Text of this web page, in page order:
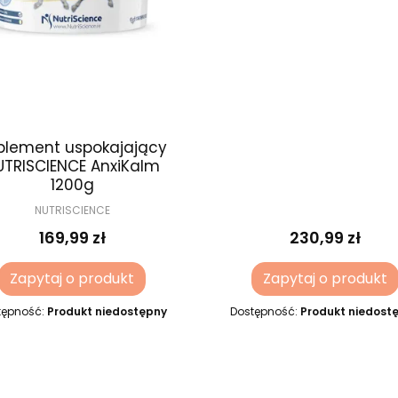
uspokajający
AnxiKalm
1200g
NUTRISCIENCE
169,99 zł
Zapytaj o produkt
Produkt niedostępny
230,99 zł
Zapytaj o produkt
Dostępność: Produkt